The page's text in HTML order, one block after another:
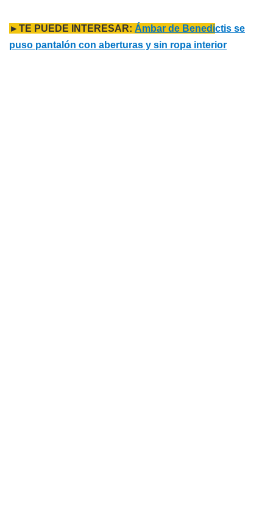
►TE PUEDE INTERESAR: Ámbar de Benedictis se
puso pantalón con aberturas y sin ropa interior